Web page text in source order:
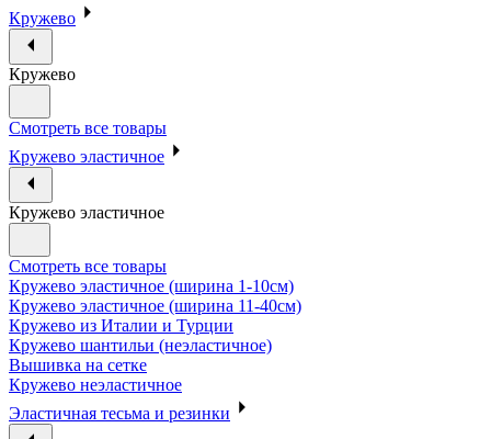
Кружево
Кружево
Смотреть все товары
Кружево эластичное
Кружево эластичное
Смотреть все товары
Кружево эластичное (ширина 1-10см)
Кружево эластичное (ширина 11-40см)
Кружево из Италии и Турции
Кружево шантильи (неэластичное)
Вышивка на сетке
Кружево неэластичное
Эластичная тесьма и резинки